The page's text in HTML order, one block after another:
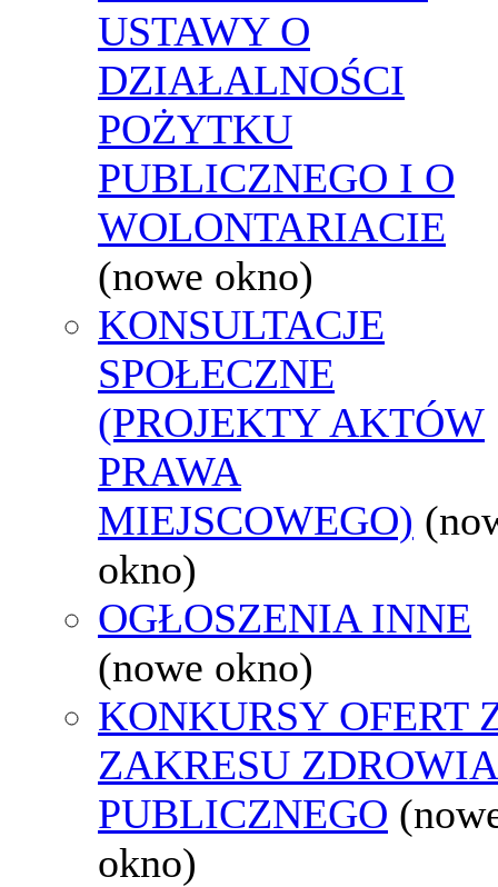
USTAWY O
DZIAŁALNOŚCI
POŻYTKU
PUBLICZNEGO I O
WOLONTARIACIE
(nowe okno)
KONSULTACJE
SPOŁECZNE
(PROJEKTY AKTÓW
PRAWA
MIEJSCOWEGO)
okno)
OGŁOSZENIA INNE
(nowe okno)
KONKURSY OFERT
ZAKRESU ZDROWIA
PUBLICZNEGO
okno)